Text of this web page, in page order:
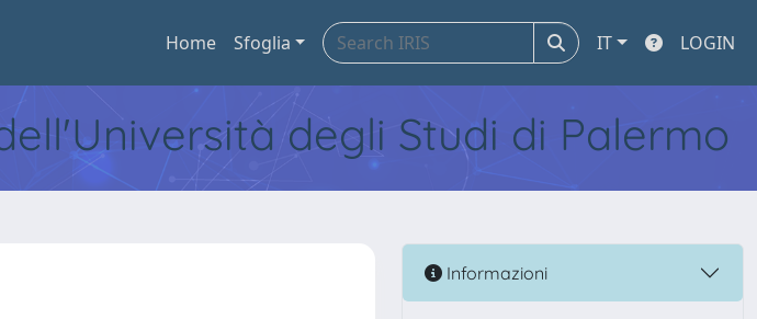
Home Sfoglia IT LOGIN
degli Studi di Palermo
Informazioni